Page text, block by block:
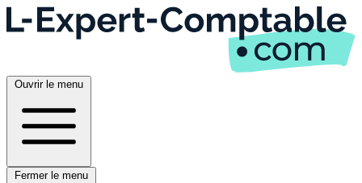
Ouvrir le menu
Fermer le menu